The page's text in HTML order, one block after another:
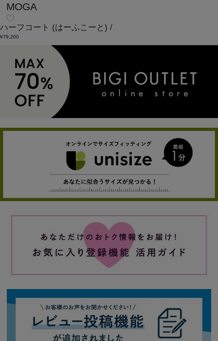
MOGA
ハーフコート (はーふこーと) /
¥79,200